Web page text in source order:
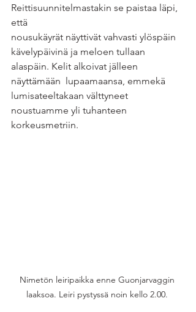
Reittisuunnitelmastakin se paistaa läpi,
että
nousukäyrät näyttivät vahvasti ylöspäin
kävelypäivinä ja meloen tullaan
alaspäin. Kelit alkoivat jälleen
näyttämään  lupaamaansa, emmekä
lumisateeltakaan välttyneet
noustuamme yli tuhanteen
korkeusmetriin.
Nimetön leiripaikka enne Guonjarvaggin
laaksoa. Leiri pystyssä noin kello 2.00.